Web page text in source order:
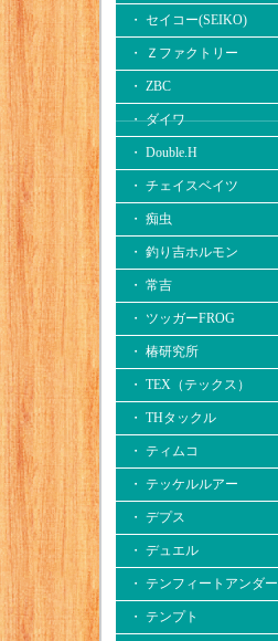
・ セイコー(SEIKO)
・ Ｚファクトリー
・ ZBC
・ ダイワ
・ Double.H
・ チェイスベイツ
・ 痴虫
・ 釣り吉ホルモン
・ 常吉
・ ツッガーFROG
・ 椿研究所
・ TEX（テックス）
・ THタックル
・ ティムコ
・ テッケルルアー
・ デプス
・ デュエル
・ テンフィートアンダー
・ テンプト